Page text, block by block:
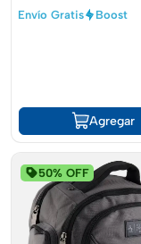
Envío Gratis
Boost
Agregar
50% OFF